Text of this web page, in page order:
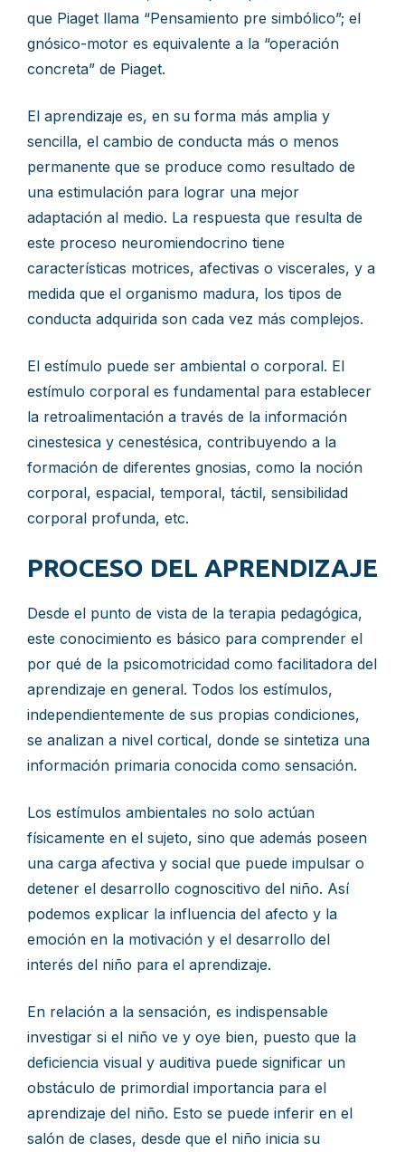
que Piaget llama “Pensamiento pre simbólico”; el
gnósico-motor es equivalente a la “operación
concreta” de Piaget.
El aprendizaje es, en su forma más amplia y
sencilla, el cambio de conducta más o menos
permanente que se produce como resultado de
una estimulación para lograr una mejor
adaptación al medio. La respuesta que resulta de
este proceso neuromiendocrino tiene
características motrices, afectivas o viscerales, y a
medida que el organismo madura, los tipos de
conducta adquirida son cada vez más complejos.
El estímulo puede ser ambiental o corporal. El
estímulo corporal es fundamental para establecer
la retroalimentación a través de la información
cinestesica y cenestésica, contribuyendo a la
formación de diferentes gnosias, como la noción
corporal, espacial, temporal, táctil, sensibilidad
corporal profunda, etc.
PROCESO DEL APRENDIZAJE
Desde el punto de vista de la terapia pedagógica,
este conocimiento es básico para comprender el
por qué de la psicomotricidad como facilitadora del
aprendizaje en general. Todos los estímulos,
independientemente de sus propias condiciones,
se analizan a nivel cortical, donde se sintetiza una
información primaria conocida como sensación.
Los estímulos ambientales no solo actúan
físicamente en el sujeto, sino que además poseen
una carga afectiva y social que puede impulsar o
detener el desarrollo cognoscitivo del niño. Así
podemos explicar la influencia del afecto y la
emoción en la motivación y el desarrollo del
interés del niño para el aprendizaje.
En relación a la sensación, es indispensable
investigar si el niño ve y oye bien, puesto que la
deficiencia visual y auditiva puede significar un
obstáculo de primordial importancia para el
aprendizaje del niño. Esto se puede inferir en el
salón de clases, desde que el niño inicia su